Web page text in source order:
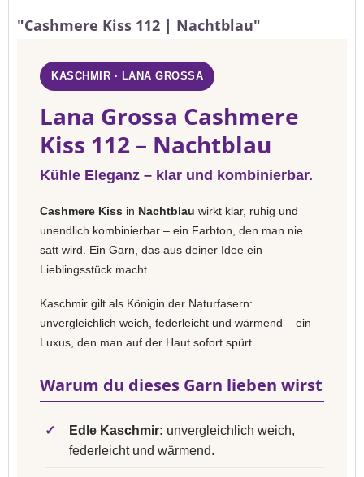
"Cashmere Kiss 112 | Nachtblau"
KASCHMIR · LANA GROSSA
Lana Grossa Cashmere
Kiss 112 – Nachtblau
Kühle Eleganz – klar und kombinierbar.
Cashmere Kiss in Nachtblau wirkt klar, ruhig und
unendlich kombinierbar – ein Farbton, den man nie
satt wird. Ein Garn, das aus deiner Idee ein
Lieblingsstück macht.
Kaschmir gilt als Königin der Naturfasern:
unvergleichlich weich, federleicht und wärmend – ein
Luxus, den man auf der Haut sofort spürt.
Warum du dieses Garn lieben wirst
✓ Edle Kaschmir: unvergleichlich weich,
federleicht und wärmend.